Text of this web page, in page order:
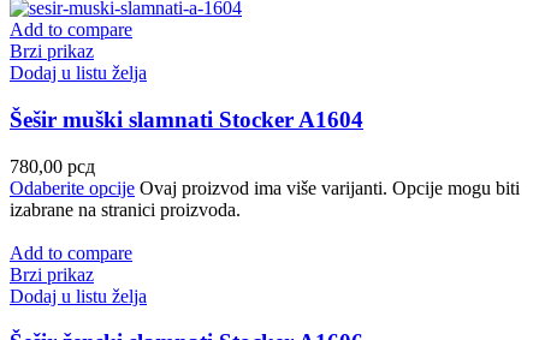
Add to compare
Brzi prikaz
Dodaj u listu želja
Šešir muški slamnati Stocker A1604
780,00 рсд
Odaberite opcije Ovaj proizvod ima više varijanti. Opcije mogu biti
izabrane na stranici proizvoda.
Add to compare
Brzi prikaz
Dodaj u listu želja